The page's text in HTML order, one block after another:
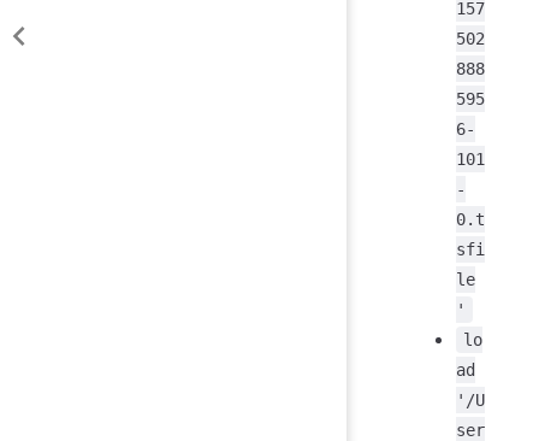
157
502
888
595
6-
101
-
0.t
sfi
le
'
lo
ad
'/U
ser